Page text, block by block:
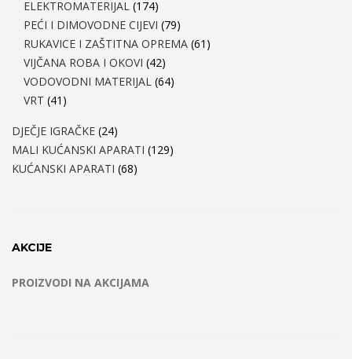
ELEKTROMATERIJAL (174)
PEĆI I DIMOVODNE CIJEVI (79)
RUKAVICE I ZAŠTITNA OPREMA (61)
VIJČANA ROBA I OKOVI (42)
VODOVODNI MATERIJAL (64)
VRT (41)
DJEČJE IGRAČKE (24)
MALI KUĆANSKI APARATI (129)
KUĆANSKI APARATI (68)
AKCIJE
PROIZVODI NA AKCIJAMA